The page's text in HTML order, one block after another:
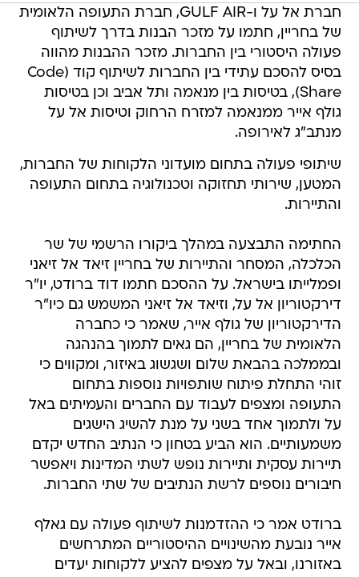
חברת אל על ו-GULF AIR, חברת התעופה הלאומית
של בחריין, חתמו על מזכר הבנות בדרך לשיתוף
פעולה היסטורי בין החברות. מזכר ההבנות מהווה
בסיס להסכם עתידי בין החברות לשיתוף קוד (Code
Share), בטיסות בין מנאמה ותל אביב וכן בטיסות
גולף אייר ממנאמה למזרח הרחוק וטיסות אל על
מנתב"ג לאירופה.
שיתופי פעולה בתחום מועדוני הלקוחות של החברות,
המטען, שירותי תחזוקה וטכנולוגיה בתחום התעופה
והתיירות.
החתימה התבצעה במהלך ביקורו הרשמי של שר
הכלכלה, המסחר והתיירות של בחריין זיאד אל זיאני
ופמלייתו בישראל. על ההסכם חתמו דוד ברודט, יו"ר
דירקטוריון אל על, וזיאד אל זיאני המשמש גם כיו"ר
הדירקטוריון של גולף אייר, שאמר כי כחברה
הלאומית של בחריין, הם גאים לתמוך בהנהגה
ובממלכה בהבאת שלום ושגשוג באיזור, ומקווים כי
זוהי התחלת פיתוח שותפויות נוספות בתחום
התעופה ומצפים לעבוד עם החברים והעמיתים באל
על ולתמוך אחד בשני על מנת להשיג הישגים
משמעותיים. הוא הביע בטחון כי הנתיב החדש יקדם
תיירות עסקית ותיירות נופש לשתי המדינות ויאפשר
חיבורים נוספים לרשת הנתיבים של שתי החברות.
ברודט אמר כי ההזדמנות לשיתוף פעולה עם גאלף
אייר נובעת מהשינויים ההיסטוריים המתרחשים
באזורנו, ובאל על מצפים להציע ללקוחות יעדים